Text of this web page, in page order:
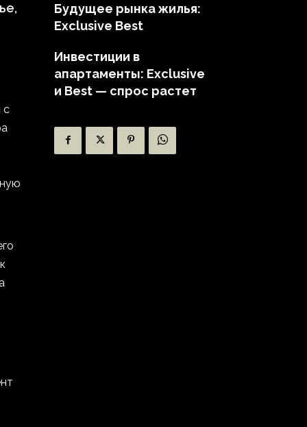
с
Будущее рынка жилья:
Exclusive Best
Инвестиции в
апартаменты: Exclusive
и Best — спрос растет